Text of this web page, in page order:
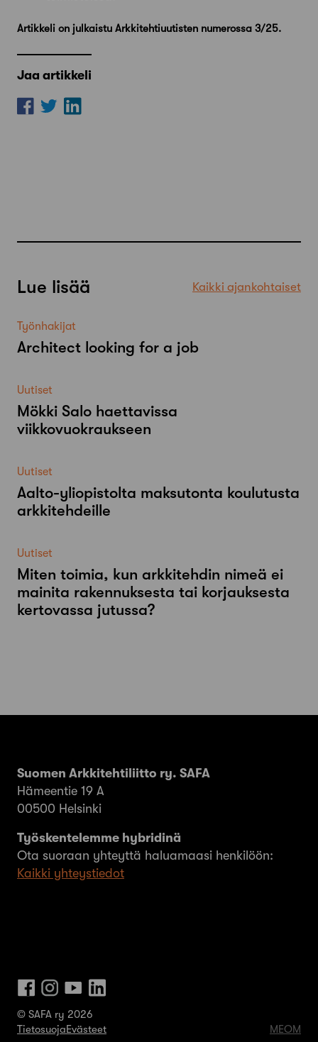
Artikkeli on julkaistu Arkkitehtiuutisten numerossa 3/25.
Jaa artikkeli
Lue lisää Kaikki ajankohtaiset
Työnhakijat
Architect looking for a job
Uutiset
Mökki Salo haettavissa
viikkovuokraukseen
Uutiset
Aalto-​yliopistolta maksutonta koulutusta
arkkitehdeille
Uutiset
Miten toimia, kun arkkitehdin nimeä ei
mainita rakennuksesta tai korjauksesta
kertovassa jutussa?
Suomen Arkkitehtiliitto ry. SAFA
Hämeentie 19 A
00500 Helsinki
Työskentelemme hybridinä
Ota suoraan yhteyttä haluamaasi henkilöön:
Kaikki yhteystiedot
© SAFA ry 2026
TietosuojaEvästeet MEOM